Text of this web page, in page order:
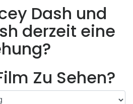
Dash und
derzeit eine
Zu Sehen?